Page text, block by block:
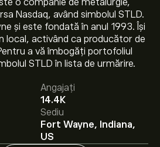
o companie de metalurgie,
Nasdaq, având simbolul STLD.
și este fondată în anul 1993. Își
local, activând ca producător de
a vă îmbogăți portofoliul
STLD în lista de urmărire.
Angajați
14.4K
Sediu
Fort Wayne, Indiana,
US
STLD este 262.45‎$‎.
acțiunile Steel Dynamics Inc
ți un contpe eToro pentru
ținte de preț.